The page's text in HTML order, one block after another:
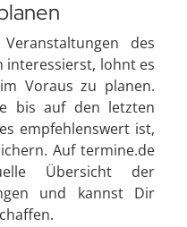
des
interessierst, lohnt es
Voraus zu planen.
bis auf den letzten
empfehlenswert ist,
Auf termine.de
Übersicht der
und kannst Dir